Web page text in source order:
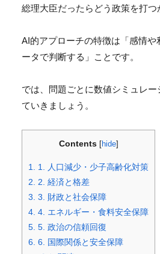
総理大臣だったらどう政策を打つ
AI的アプローチの特徴は「感情や
ータで判断する」ことです。
では、 問題ごとに数値シミュレ
ていきましょう。
Contents [hide]
1.
1. 人口減少・少子高齢化対策
2.
2. 経済と格差
3. 3. 財政と社会保障
4. 4. エネルギー・食料安全保障
5. 5. 政治の信頼回復
6. 6. 国際関係と安全保障